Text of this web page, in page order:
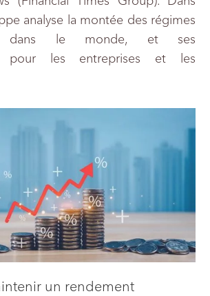
analyse la montée des régimes
dans le monde, et ses
pour les entreprises et les
un rendement